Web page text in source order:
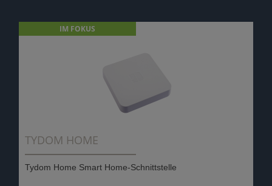
IM FOKUS
TYDOM HOME
Tydom Home Smart Home-Schnittstelle